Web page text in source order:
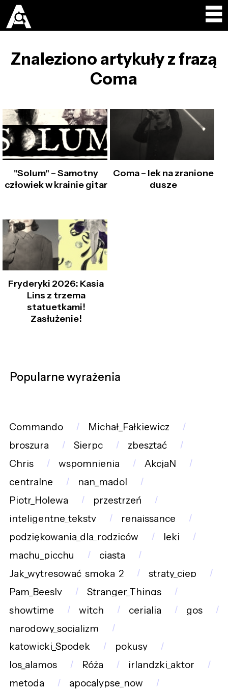
Znaleziono artykuły z frazą
Coma
"Solum" – Samotny
człowiek w krainie gitar
Coma – lek na zranione
dusze
Fryderyki 2026: Kasia
Lins z trzema
statuetkami!
Zasłużenie!
Popularne wyrażenia
Commando
Michał_Fałkiewicz
broszura
Sierpc
zbesztać
Chris
wspomnienia
AkcjaN
centralne
nan_madol
Piotr_Holewa
przestrzeń
inteligentne_teksty
renaissance
podziękowania_dla_rodziców
leki
machu_picchu
ciasta
Jak_wytresować_smoka_2
straty_ciep
Pam_Beesly
Stranger_Things
showtime
witch cerialia
gos
narodowy_socjalizm
katowicki_Spodek
pokusy
los_alamos
Róża
irlandzki_aktor
metoda
apocalypse_now